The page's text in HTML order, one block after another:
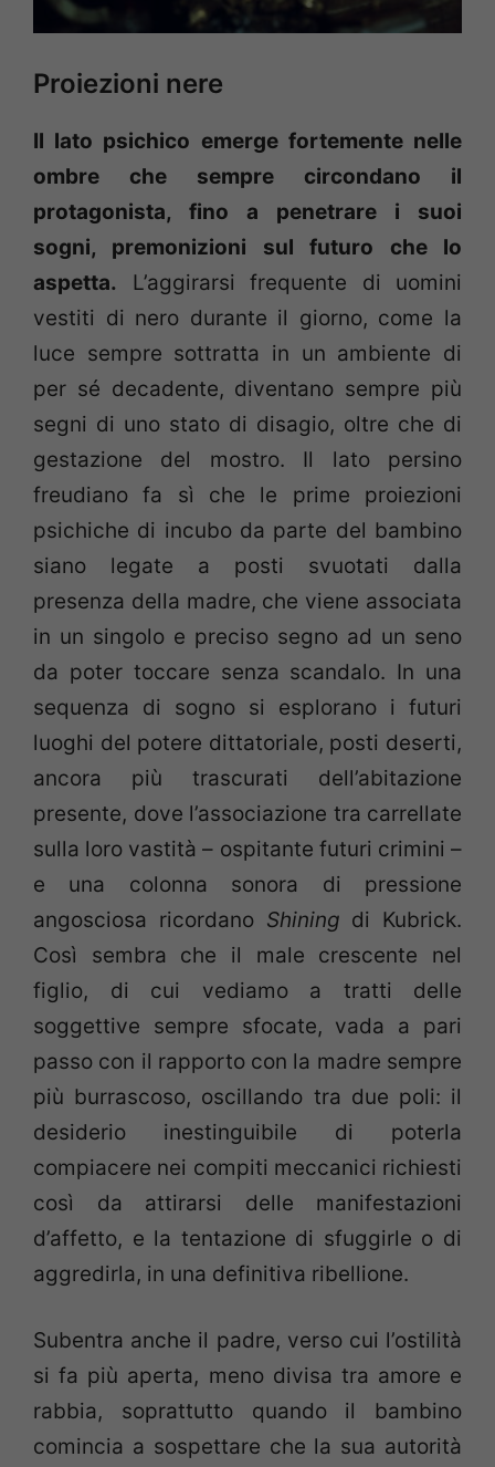
Proiezioni nere
Il lato psichico emerge fortemente nelle
ombre che sempre circondano il
protagonista, fino a penetrare i suoi
sogni, premonizioni sul futuro che lo
aspetta. L’aggirarsi frequente di uomini
vestiti di nero durante il giorno, come la
luce sempre sottratta in un ambiente di
per sé decadente, diventano sempre più
segni di uno stato di disagio, oltre che di
gestazione del mostro. Il lato persino
freudiano fa sì che le prime proiezioni
psichiche di incubo da parte del bambino
siano legate a posti svuotati dalla
presenza della madre, che viene associata
in un singolo e preciso segno ad un seno
da poter toccare senza scandalo. In una
sequenza di sogno si esplorano i futuri
luoghi del potere dittatoriale, posti deserti,
ancora più trascurati dell’abitazione
presente, dove l’associazione tra carrellate
sulla loro vastità – ospitante futuri crimini –
e una colonna sonora di pressione
angosciosa ricordano Shining di Kubrick.
Così sembra che il male crescente nel
figlio, di cui vediamo a tratti delle
soggettive sempre sfocate, vada a pari
passo con il rapporto con la madre sempre
più burrascoso, oscillando tra due poli: il
desiderio inestinguibile di poterla
compiacere nei compiti meccanici richiesti
così da attirarsi delle manifestazioni
d’affetto, e la tentazione di sfuggirle o di
aggredirla, in una definitiva ribellione.
Subentra anche il padre, verso cui l’ostilità
si fa più aperta, meno divisa tra amore e
rabbia, soprattutto quando il bambino
comincia a sospettare che la sua autorità